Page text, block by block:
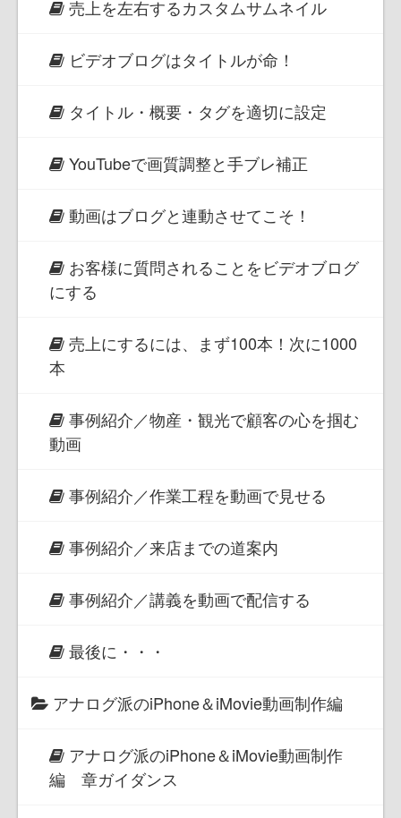
売上を左右するカスタムサムネイル
ビデオブログはタイトルが命！
タイトル・概要・タグを適切に設定
YouTubeで画質調整と手ブレ補正
動画はブログと連動させてこそ！
お客様に質問されることをビデオブログ
にする
売上にするには、まず100本！次に1000
本
事例紹介／物産・観光で顧客の心を掴む
動画
事例紹介／作業工程を動画で見せる
事例紹介／来店までの道案内
事例紹介／講義を動画で配信する
最後に・・・
アナログ派のiPhone＆iMovie動画制作編
アナログ派のiPhone＆iMovie動画制作
編 章ガイダンス